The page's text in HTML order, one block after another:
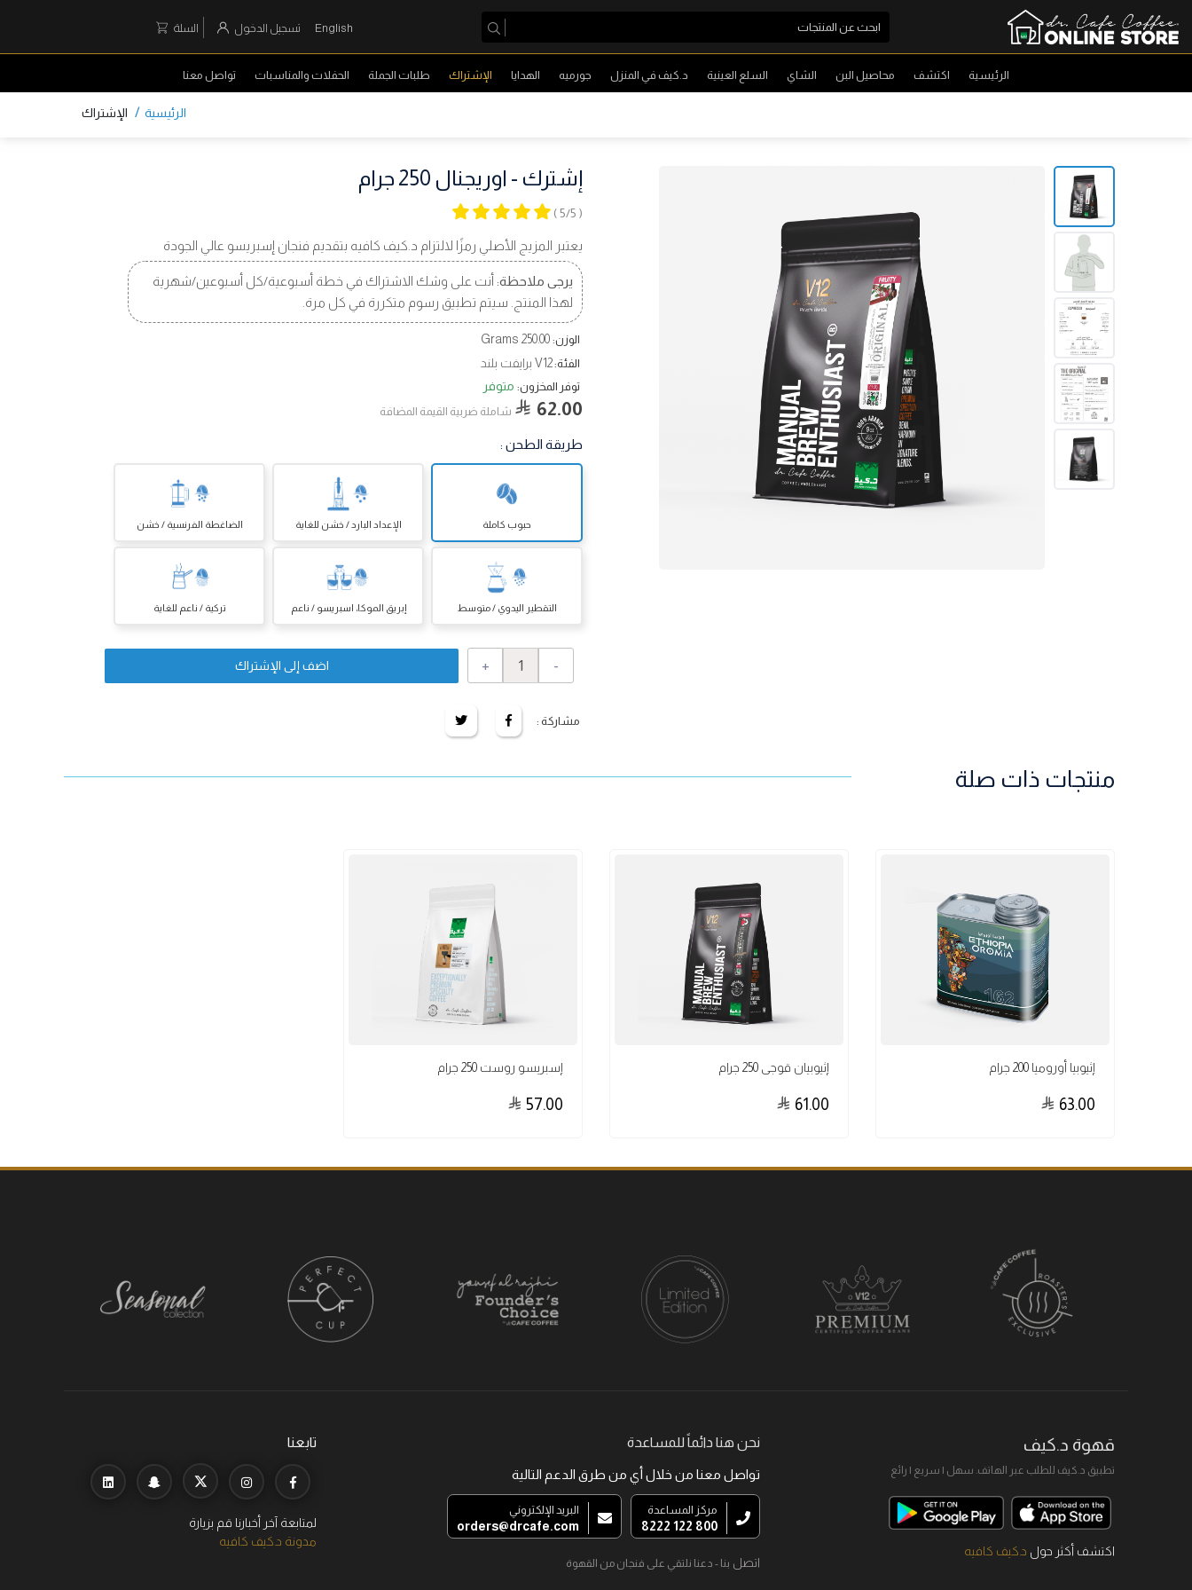
English تسجيل الدخول السلة
الرئيسية اكتشف محاصيل البن الشاي السلع العينية د.كيف في المنزل جورميه الهدايا الإشتراك طلبات الجملة الحفلات والمناسبات تواصل معنا
الرئيسية / الإشتراك
إشترك - اوريجنال 250 جرام
( 5/5 )
يعتبر المزيج الأصلي رمزًا لالتزام د.كيف كافيه بتقديم فنجان إسبريسو عالي الجودة
يرجى ملاحظة: أنت على وشك الاشتراك في خطة أسبوعية/كل أسبوعين/شهرية
لهذا المنتج. سيتم تطبيق رسوم متكررة في كل مرة.
الوزن: 250.00 Grams
الفئة:V12 برايفت بلند
توفر المخزون: متوفر
62.00 شاملة ضربية القيمة المضافة
طريقة الطحن :
حبوب كاملة الإعداد البارد / خشن للغاية الضاغطة الفرنسية / خشن
التقطير اليدوي / متوسط إبريق الموكا، اسبريسو / ناعم تركية / ناعم للغاية
-
+ اضف إلى الإشتراك
مشاركة :
منتجات ذات صلة
إثيوبيا أوروميا 200 جرام
63.00
إثيوبيان قوجي 250 جرام
61.00
إسبريسو روست 250 جرام
57.00
قهوة د.كيف
تطبيق د.كيف للطلب عبر الهاتف. سهل I سريع I رائع
اكتشف أكثر حول د.كيف كافيه
نحن هنا دائماً للمساعدة
تواصل معنا من خلال أي من طرق الدعم التالية
مركز المساعدة
800 122 8222
البريد الإلكتروني
orders@drcafe.com
اتصل بنا - دعنا نلتقي على فنجان من القهوة
تابعنا
لمتابعة آخر أخبارنا قم بزيارة
مدونة د.كيف كافيه